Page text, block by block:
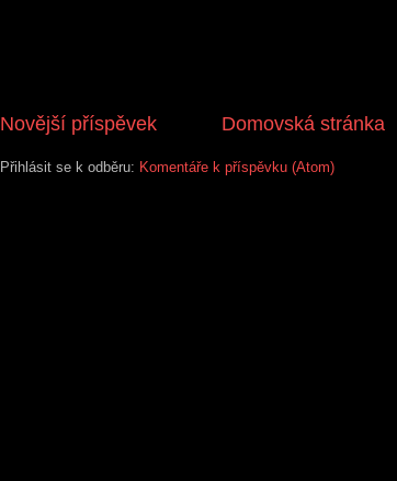
Novější příspěvek Domovská stránka
Přihlásit se k odběru: Komentáře k příspěvku (Atom)